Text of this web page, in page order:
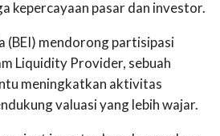
kepercayaan pasar dan investor.
(BEI) mendorong partisipasi
Liquidity Provider, sebuah
meningkatkan aktivitas
valuasi yang lebih wajar.